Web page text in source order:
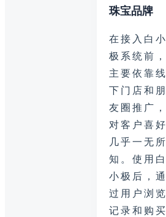
珠宝品牌
在接入白小
极系统前，
主要依靠线
下门店和朋
友圈推广，
对客户喜好
几乎一无所
知。使用白
小极后，通
过用户浏览
记录和购买